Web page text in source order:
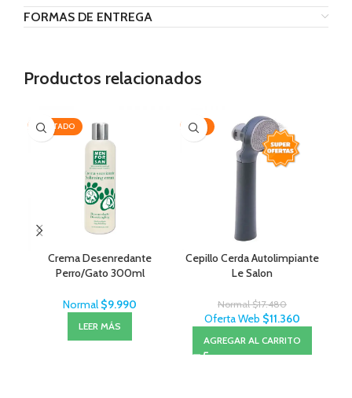
FORMAS DE ENTREGA
Productos relacionados
AGOTADO
Crema Desenredante
Perro/Gato 300ml
Normal $9.990
LEER MÁS
-35%
Cepillo Cerda Autolimpiante
Le Salon
Normal$17.480
Oferta Web $11.360
AGREGAR AL CARRITO